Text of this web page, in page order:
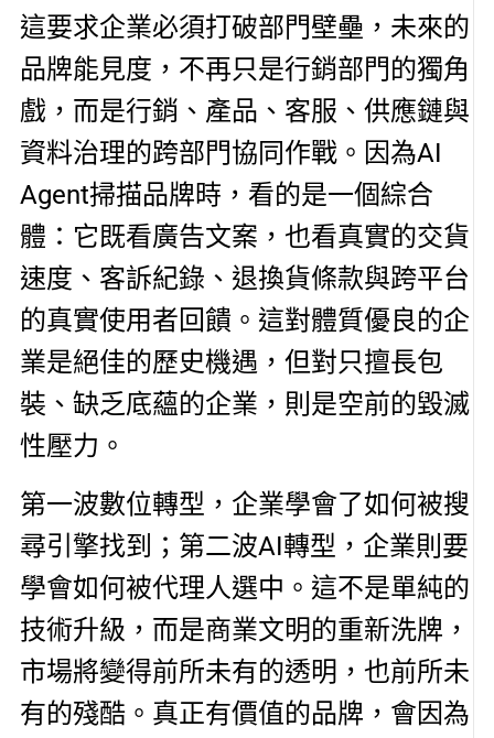
這要求企業必須打破部門壁壘，未來的
品牌能見度，不再只是行銷部門的獨角
戲，而是行銷、產品、客服、供應鏈與
資料治理的跨部門協同作戰。因為AI
Agent掃描品牌時，看的是一個綜合
體：它既看廣告文案，也看真實的交貨
速度、客訴紀錄、退換貨條款與跨平台
的真實使用者回饋。這對體質優良的企
業是絕佳的歷史機遇，但對只擅長包
裝、缺乏底蘊的企業，則是空前的毀滅
性壓力。
第一波數位轉型，企業學會了如何被搜
尋引擎找到；第二波AI轉型，企業則要
學會如何被代理人選中。這不是單純的
技術升級，而是商業文明的重新洗牌，
市場將變得前所未有的透明，也前所未
有的殘酷。真正有價值的品牌，會因為